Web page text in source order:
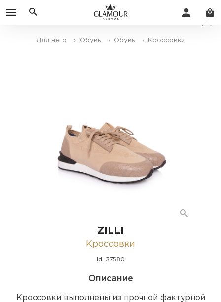
Для него › Обувь › Обувь › Кроссовки
ZILLI
Кроссовки
id: 37580
Описание
Кроссовки выполнены из прочной фактурной